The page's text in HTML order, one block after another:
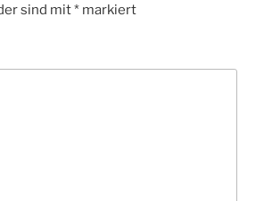
sind mit* markiert